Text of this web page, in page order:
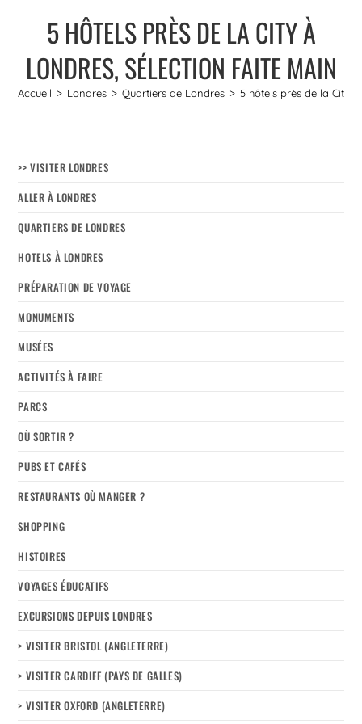
5 HÔTELS PRÈS DE LA CITY À
LONDRES, SÉLECTION FAITE MAIN
Accueil > Londres > Quartiers de Londres > 5 hôtels près de la City
>> VISITER LONDRES
ALLER À LONDRES
QUARTIERS DE LONDRES
HOTELS À LONDRES
PRÉPARATION DE VOYAGE
MONUMENTS
MUSÉES
ACTIVITÉS À FAIRE
PARCS
OÙ SORTIR ?
PUBS ET CAFÉS
RESTAURANTS OÙ MANGER ?
SHOPPING
HISTOIRES
VOYAGES ÉDUCATIFS
EXCURSIONS DEPUIS LONDRES
> VISITER BRISTOL (ANGLETERRE)
> VISITER CARDIFF (PAYS DE GALLES)
> VISITER OXFORD (ANGLETERRE)